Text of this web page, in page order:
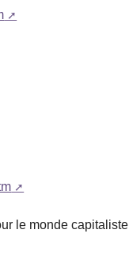
le monde capitaliste